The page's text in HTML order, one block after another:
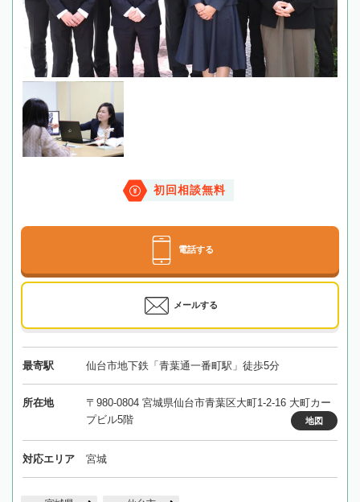
初回相談無料
電話する
メールする
最寄駅 仙台市地下鉄「青葉通一番町駅」徒歩5分
所在地
〒980-0804 宮城県仙台市青葉区大町1-2-16 大町カー
プビル5階
地図
対応エリア 宮城